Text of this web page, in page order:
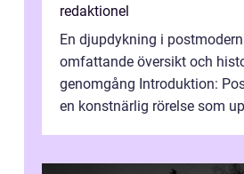
redaktionel
En djupdykning i
omfattande översikt och
genomgång Introduktion:
en konstnärlig rörelse som